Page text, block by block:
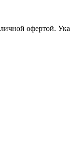
офертой.